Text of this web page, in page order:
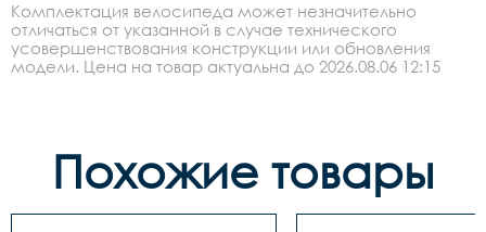
Комплектация велосипеда может незначительно
отличаться от указанной в случае технического
усовершенствования конструкции или обновления
модели. Цена на товар актуальна до 2026.08.06 12:15
Похожие товары